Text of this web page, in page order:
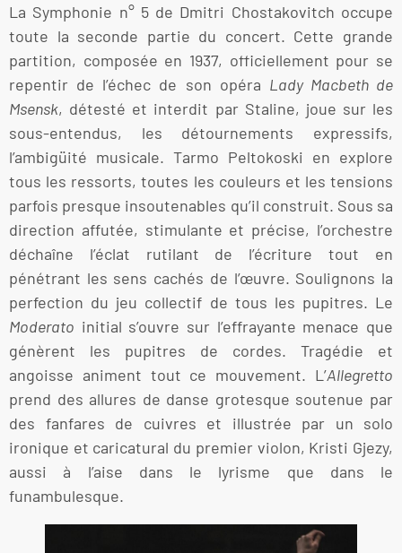
La Symphonie n° 5 de Dmitri Chostakovitch occupe
toute la seconde partie du concert. Cette grande
partition, composée en 1937, officiellement pour se
repentir de l’échec de son opéra Lady Macbeth de
Msensk, détesté et interdit par Staline, joue sur les
sous-entendus, les détournements expressifs,
l’ambigüité musicale. Tarmo Peltokoski en explore
tous les ressorts, toutes les couleurs et les tensions
parfois presque insoutenables qu’il construit. Sous sa
direction affutée, stimulante et précise, l’orchestre
déchaîne l’éclat rutilant de l’écriture tout en
pénétrant les sens cachés de l’œuvre. Soulignons la
perfection du jeu collectif de tous les pupitres. Le
Moderato initial s’ouvre sur l’effrayante menace que
génèrent les pupitres de cordes. Tragédie et
angoisse animent tout ce mouvement. L’Allegretto
prend des allures de danse grotesque soutenue par
des fanfares de cuivres et illustrée par un solo
ironique et caricatural du premier violon, Kristi Gjezy,
aussi à l’aise dans le lyrisme que dans le
funambulesque.